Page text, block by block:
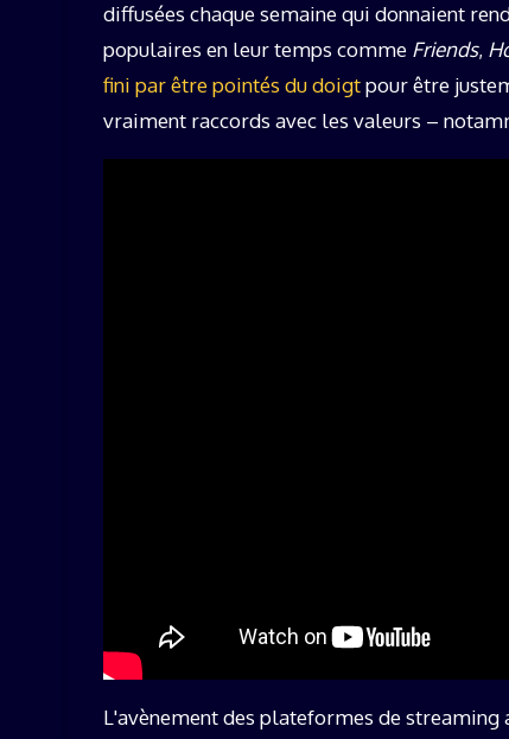
diffusées chaque semaine qui donnaient
populaires en leur temps comme Friends,
fini par être pointés du doigtpour être
vraiment raccords avec les valeurs –
L'avènement des plateformes de